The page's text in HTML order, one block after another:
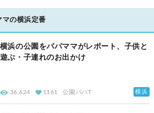
マの横浜定番
横浜の公園をパパママがレポート、子供と
遊ぶ・子連れのお出かけ
36,624 1161 公園パパT 横浜